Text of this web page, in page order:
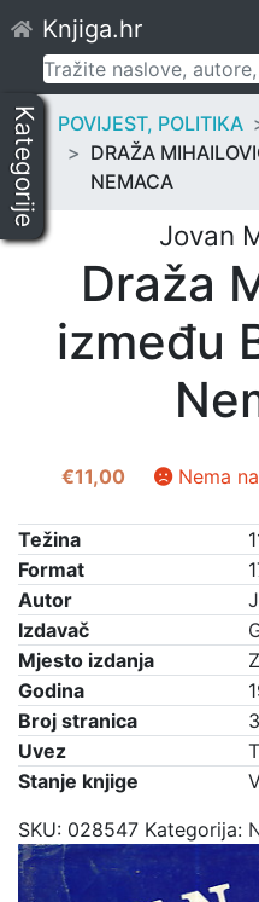
to
content
Knjiga.hr
Pretraži:
Kategorije POVIJEST, POLITIKA
DRAŽA
NEMACA
Jovan
Draža
između
€11,00 Nema
Težina
Format
Autor
Izdavač
Mjesto izdanja
Godina
Broj stranica
Uvez
Stanje knjige
SKU: 028547 Kategorija: